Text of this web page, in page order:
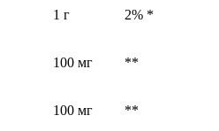
1 г 2% *
100 мг **
100 мг **